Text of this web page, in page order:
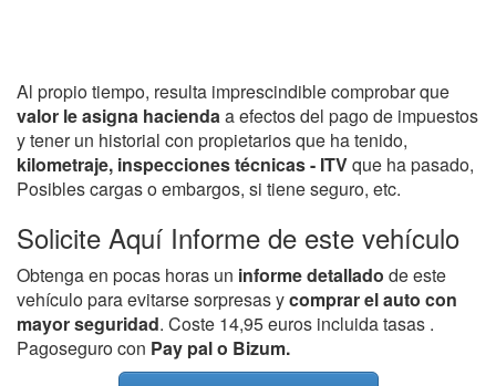
Al propio tiempo, resulta imprescindible comprobar que
valor le asigna haciendaa efectos del pago de impuestos
y tener un historial con propietarios que ha tenido,
kilometraje, inspecciones técnicas - ITVque ha pasado,
Posibles cargas o embargos, si tiene seguro, etc.
Solicite Aquí Informe de este vehículo
Obtenga en pocas horas un informe detallado de este
vehículo para evitarse sorpresas ycomprar el auto con
mayor seguridad. Coste 14,95 euros incluida tasas .
Pagoseguro con Pay pal o Bizum.